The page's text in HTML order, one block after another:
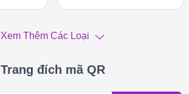
Xem Thêm Các Loại
Trang đích mã QR